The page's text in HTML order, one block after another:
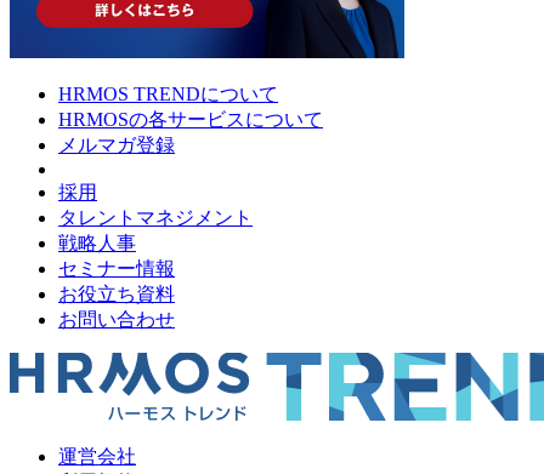
HRMOS TRENDについて
HRMOSの各サービスについて
メルマガ登録
採用
タレントマネジメント
戦略人事
セミナー情報
お役立ち資料
お問い合わせ
運営会社